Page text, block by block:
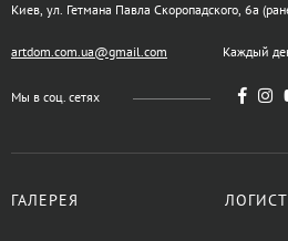
Киев, ул. Гетмана Павла Скоропадского, 6а
artdom.com.ua@gmail.com Каждый
Мы в соц. сетях
ГАЛЕРЕЯ